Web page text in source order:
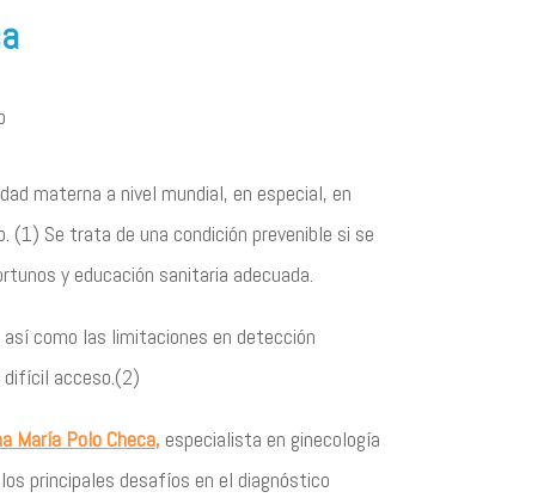
materna a nivel mundial, en especial, en
Se trata de una condición prevenible si se
y educación sanitaria adecuada.
así como las limitaciones en detección
difícil acceso.(2)
María Polo Checa, especialista en ginecología
principales desafíos en el diagnóstico